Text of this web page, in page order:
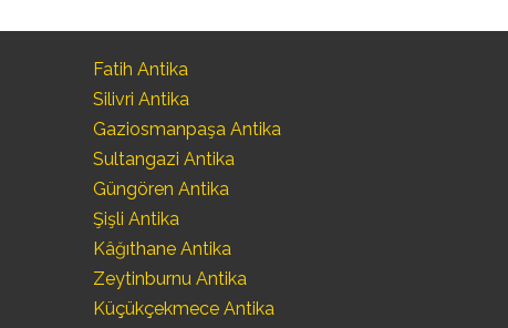
Fatih Antika
Silivri Antika
Gaziosmanpaşa Antika
Sultangazi Antika
Güngören Antika
Şişli Antika
Kâğıthane Antika
Zeytinburnu Antika
Küçükçekmece Antika